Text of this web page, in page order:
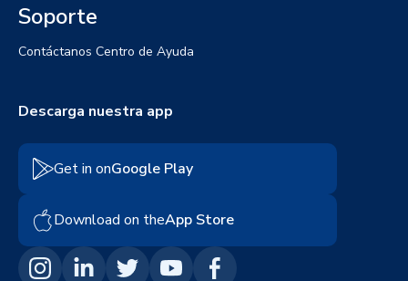
Soporte
Contáctanos Centro de Ayuda
Descarga nuestra app
Get in onGoogle Play
Download on theApp Store